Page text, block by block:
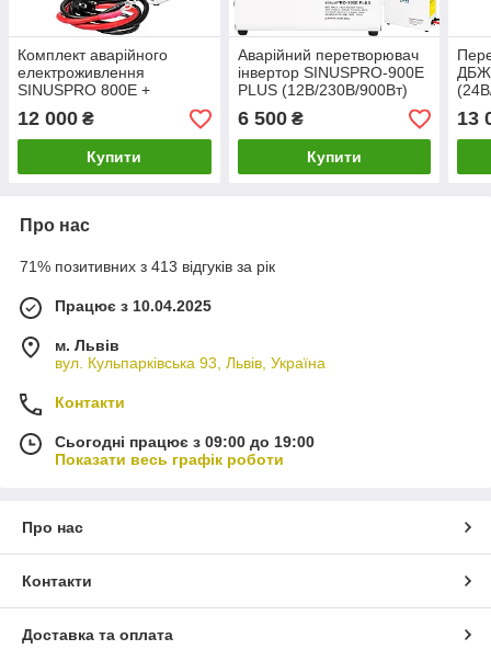
Комплект аварійного
електроживлення
SINUSPRO 800E +
акумулятор 100 Аг VOLT
POLSKA
12 000 ₴
Купити
Аварійний перетворювач
інвертор SINUSPRO-900E
PLUS (12В/230В/900Вт)
VOLT POLSKA
6 500₴
Купити
ДБЖ
13
Про нас
71% позитивних з 413 відгуків за рік
Працює з 10.04.2025
м. Львів
вул. Кульпарківська 93, Львів, Україна
Контакти
Сьогодні працює з 09:00 до 19:00
Показати весь графік роботи
Про нас
Контакти
Доставка та оплата